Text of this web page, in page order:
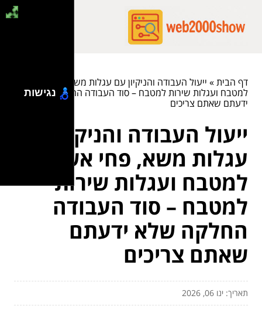
דף הבית» ייעול העבודה והניקיון עם עגלות משא, פחי אשפה
למטבח ועגלות שירות למטבח – סוד העבודה החלקה שלא
ידעתם שאתם צריכים
ייעול העבודה והניקיון עם
עגלות משא, פחי אשפה
למטבח ועגלות שירות
למטבח – סוד העבודה
החלקה שלא ידעתם
שאתם צריכים
תאריך: ינו 06, 2026
נגישות